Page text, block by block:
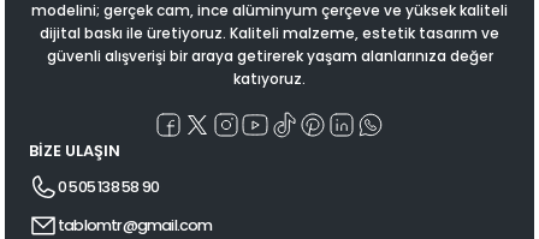
modelini; gerçek cam, ince alüminyum çerçeve ve yüksek kaliteli
dijital baskı ile üretiyoruz. Kaliteli malzeme, estetik tasarım ve
güvenli alışverişi bir araya getirerek yaşam alanlarınıza değer
katıyoruz.
BİZE ULAŞIN
0 505 138 58 90
tablomtr@gmail.com